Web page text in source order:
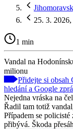
25. 3.
1 min
Vandal na
milionu
Přidejte si
hledání a Google
Nejedna vráska na
Řadil tam totiž
Případem se
přibývá. Škoda